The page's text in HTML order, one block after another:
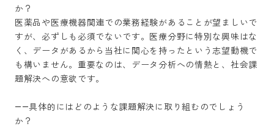
か？
医薬品や医療機器関連での業務経験があることが望ましいで
すが、必ずしも必須でないです。医療分野に特別な興味はな
く、データがあるから当社に関心を持ったという志望動機で
も構いません。重要なのは、データ分析への情熱と、社会課
題解決への意欲です。
――具体的にはどのような課題解決に取り組むのでしょう
か？